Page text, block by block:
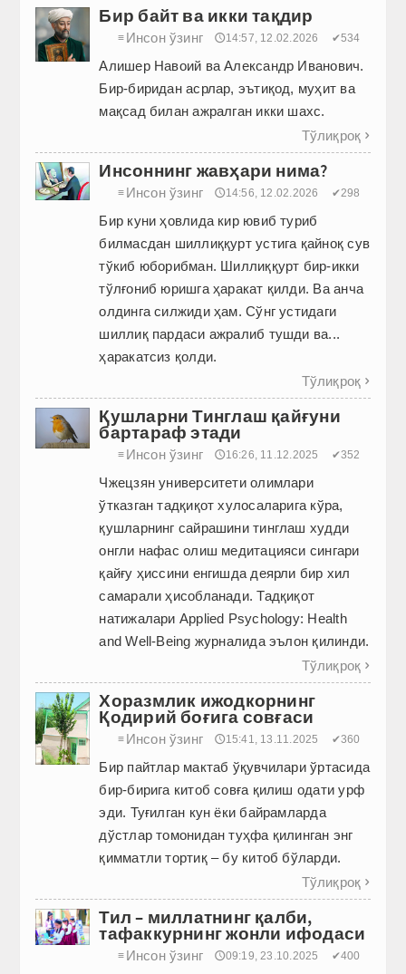
Бир байт ва икки тақдир
≡ Инсон ўзинг 🕔14:57, 12.02.2026 ✔534
Алишер Навоий ва Александр Иванович.
Бир-биридан асрлар, эътиқод, муҳит ва
мақсад билан ажралган икки шахс.
Тўлиқроқ 
Инсоннинг жавҳари нима?
≡ Инсон ўзинг 🕔14:56, 12.02.2026 ✔298
Бир куни ҳовлида кир ювиб туриб
билмасдан шиллиққурт устига қайноқ сув
тўкиб юборибман. Шиллиққурт бир-икки
тўлғониб юришга ҳаракат қилди. Ва анча
олдинга силжиди ҳам. Сўнг устидаги
шиллиқ пардаси ажралиб тушди ва...
ҳаракатсиз қолди.
Тўлиқроқ 
Қушларни Тинглаш қайғуни
бартараф этади
≡ Инсон ўзинг 🕔16:26, 11.12.2025 ✔352
Чжецзян университети олимлари
ўтказган тадқиқот хулосаларига кўра,
қушларнинг сайрашини тинглаш худди
онгли нафас олиш медитацияси сингари
қайғу ҳиссини енгишда деярли бир хил
самарали ҳисоб­ланади. Тадқиқот
натижалари Applied Psychology: Health
and Well-Being журналида эълон қилинди.
Тўлиқроқ 
Хоразмлик ижодкорнинг
Қодирий боғига совғаси
≡ Инсон ўзинг 🕔15:41, 13.11.2025 ✔360
Бир пайтлар мактаб ўқувчилари ўртасида
бир-бирига китоб совға қилиш одати урф
эди. Туғилган кун ёки байрамларда
дўстлар томонидан туҳфа қилинган энг
қимматли тортиқ – бу китоб бўларди.
Тўлиқроқ 
Тил – миллатнинг қалби,
тафаккурнинг жонли ифодаси
≡ Инсон ўзинг 🕔09:19, 23.10.2025 ✔400